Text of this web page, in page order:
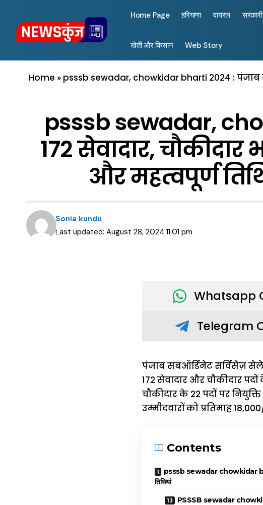
Home Page हरियाणा वायरल
खेती और किसान Web Story
Home » psssb sewadar, chowkidar bharti 2024 : पंजाब में
psssb sewadar,
172 सेवादार, चौकीदार
और महत्वपूर्ण
Last updated: August 28, 2024 11:01 pm
Sonia kundu
Whatsapp
Telegram
पंजाब सबऑर्डिनेट सर्विसेज़
172 सेवादार और चौकीदार
चौकीदार के 22 पदों पर
उम्मीदवारों को प्रतिमाह
Contents
psssb sewadar chowkidar
तिथियां
PSSSB sewadar